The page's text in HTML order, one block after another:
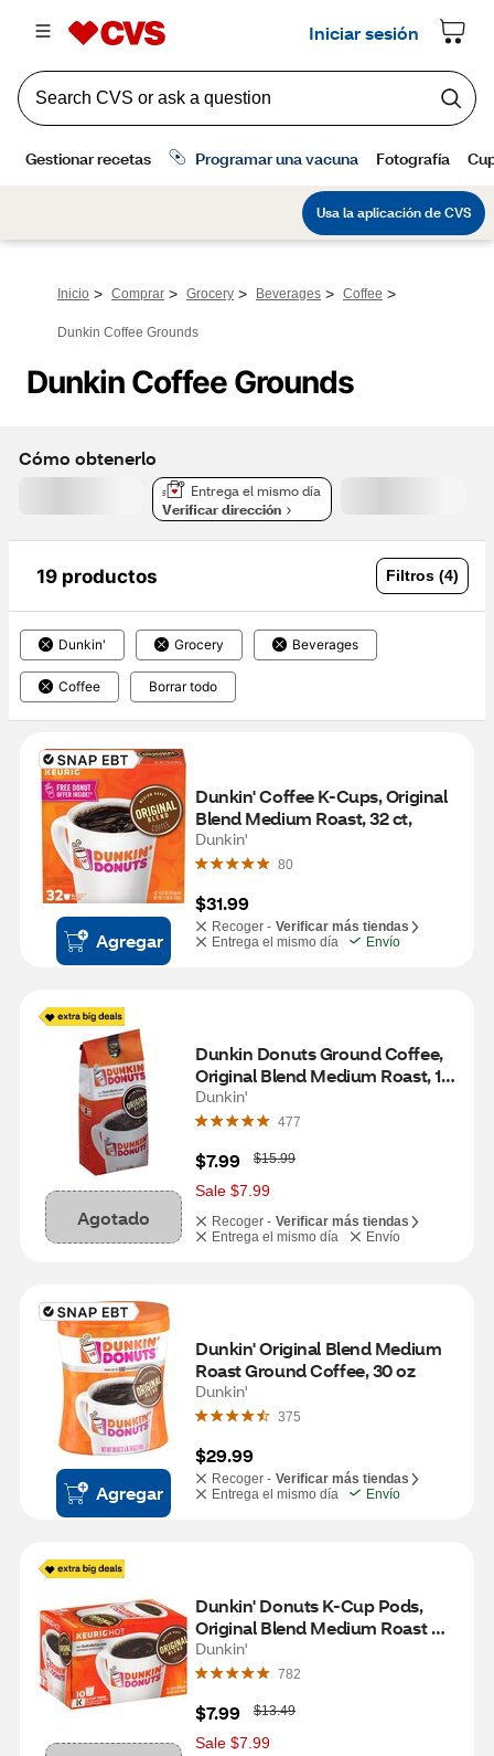
Inicio > Comprar > Grocery > Beverages > Coffee >
Dunkin Coffee Grounds
Dunkin Coffee Grounds
Cómo obtenerlo
Entrega el mismo día
Verificar dirección
19 productos Filtros (4)
Dunkin' Grocery Beverages
Coffee Borrar todo
Agregar
Dunkin' Coffee K-Cups, Original
Blend Medium Roast, 32 ct,
Dunkin'
80
$31.99
Recoger - Verificar más tiendas
Entrega el mismo día
Envío
Agotado
Dunkin Donuts Ground Coffee,
Original Blend Medium Roast, 12
oz
Dunkin'
477
$7.99
W
a
s
$15.99
Sale $7.99
Recoger - Verificar más tiendas
Entrega el mismo día
Envío
Agregar
Dunkin' Original Blend Medium
Roast Ground Coffee, 30 oz
Dunkin'
375
$29.99
Recoger - Verificar más tiendas
Entrega el mismo día
Envío
Dunkin' Donuts K-Cup Pods,
Original Blend Medium Roast
Coffee, 10 ct, 3.7 oz
Dunkin'
782
$7.99
W
a
s
$13.49
Sale $7.99